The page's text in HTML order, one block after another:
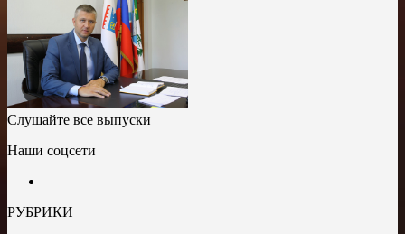
Слушайте все выпуски
Наши соцсети
РУБРИКИ